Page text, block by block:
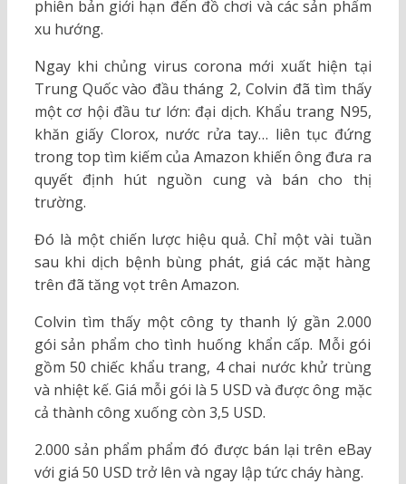
phiên bản giới hạn đến đồ chơi và các sản phẩm
xu hướng.
Ngay khi chủng virus corona mới xuất hiện tại
Trung Quốc vào đầu tháng 2, Colvin đã tìm thấy
một cơ hội đầu tư lớn: đại dịch. Khẩu trang N95,
khăn giấy Clorox, nước rửa tay… liên tục đứng
trong top tìm kiếm của Amazon khiến ông đưa ra
quyết định hút nguồn cung và bán cho thị
trường.
Đó là một chiến lược hiệu quả. Chỉ một vài tuần
sau khi dịch bệnh bùng phát, giá các mặt hàng
trên đã tăng vọt trên Amazon.
Colvin tìm thấy một công ty thanh lý gần 2.000
gói sản phẩm cho tình huống khẩn cấp. Mỗi gói
gồm 50 chiếc khẩu trang, 4 chai nước khử trùng
và nhiệt kế. Giá mỗi gói là 5 USD và được ông mặc
cả thành công xuống còn 3,5 USD.
2.000 sản phẩm phẩm đó được bán lại trên eBay
với giá 50 USD trở lên và ngay lập tức cháy hàng.